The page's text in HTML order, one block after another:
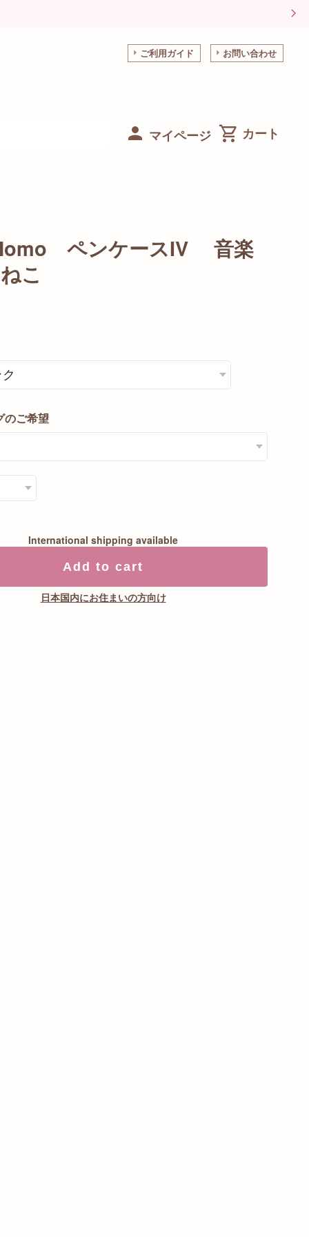
ご利用ガイド お問い合わせ
マイページ
ペンケースIV 音楽
こ
ご希望
International shipping available
Add to cart
日本国内にお住まいの方向け